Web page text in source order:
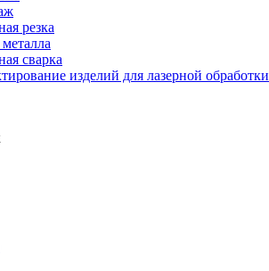
резка
сварка
изделий для лазерной обработки